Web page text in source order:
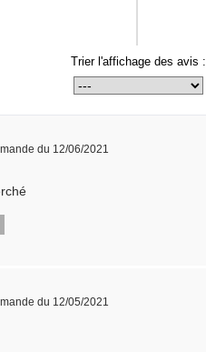
Trier l'affichage des avis :
du 12/06/2021
du 12/05/2021